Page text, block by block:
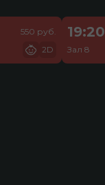
550 руб.
2D
19:20
Зал 8